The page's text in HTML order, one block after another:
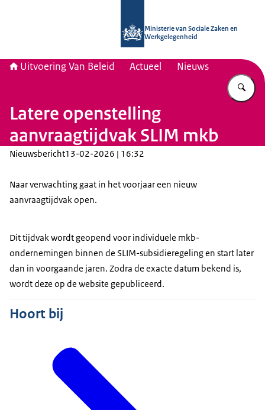
Ministerie van Sociale Zaken en
Werkgelegenheid
Uitvoering Van Beleid Actueel Nieuws
Latere openstelling
aanvraagtijdvak SLIM mkb
Nieuwsbericht13-02-2026 | 16:32
Naar verwachting gaat in het voorjaar een nieuw
aanvraagtijdvak open.
Dit tijdvak wordt geopend voor individuele mkb-
ondernemingen binnen de SLIM-subsidieregeling en start later
dan in voorgaande jaren. Zodra de exacte datum bekend is,
wordt deze op de website gepubliceerd.
Hoort bij